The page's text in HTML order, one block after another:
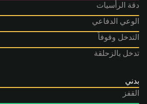
دقة الرأسيات
الوعي الدفاعي
التدخل وقوفاً
تدخل بالزحلقة
بدني
القفز